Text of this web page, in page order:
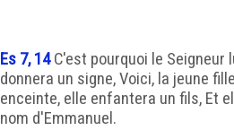
Es 7, 14C'est pourquoi le Seigneur
donnera un signe, Voici, la jeune
enceinte, elle enfantera un fils, Et
nom d'Emmanuel.